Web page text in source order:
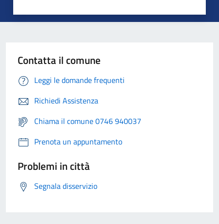
Contatta il comune
Leggi le domande frequenti
Richiedi Assistenza
Chiama il comune 0746 940037
Prenota un appuntamento
Problemi in città
Segnala disservizio